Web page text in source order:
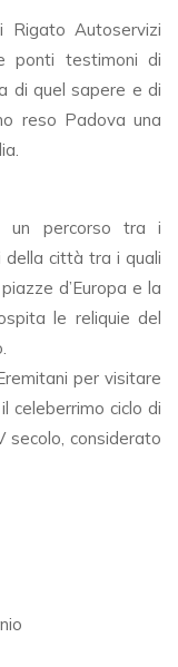
Rigato Autoservizi
ponti testimoni di
di quel sapere e di
reso Padova una
un percorso tra i
della città tra i quali
d’Europa e la
le reliquie del
per visitare
celeberrimo ciclo di
secolo, considerato